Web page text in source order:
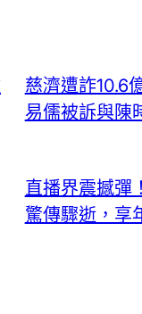
慈濟遭詐10.6
易儒被訴與陳
直播界震撼彈
驚傳驟逝，享